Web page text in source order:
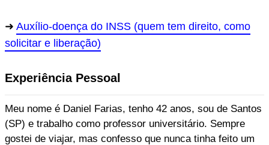
Auxílio-doença do INSS (quem tem direito, como
solicitar e liberação)
Experiência Pessoal
Meu nome é Daniel Farias, tenho 42 anos, sou de Santos
(SP) e trabalho como professor universitário. Sempre
gostei de viajar, mas confesso que nunca tinha feito um